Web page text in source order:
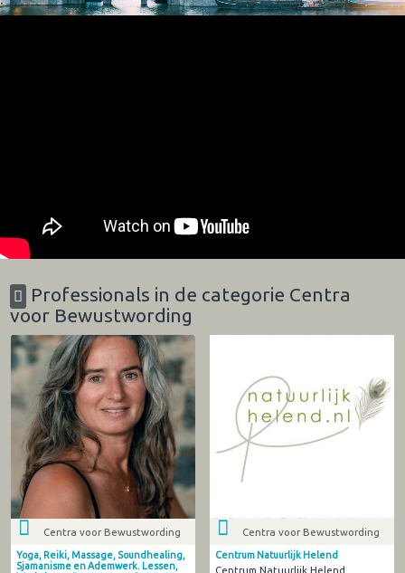
Professionals in de categorie Centra
voor Bewustwording
Centra voor Bewustwording
Yoga, Reiki, Massage, Soundhealing,
Sjamanisme en Ademwerk. Lessen,
Centra voor Bewustwording
Centrum Natuurlijk Helend
Centrum Natuurlijk Helend